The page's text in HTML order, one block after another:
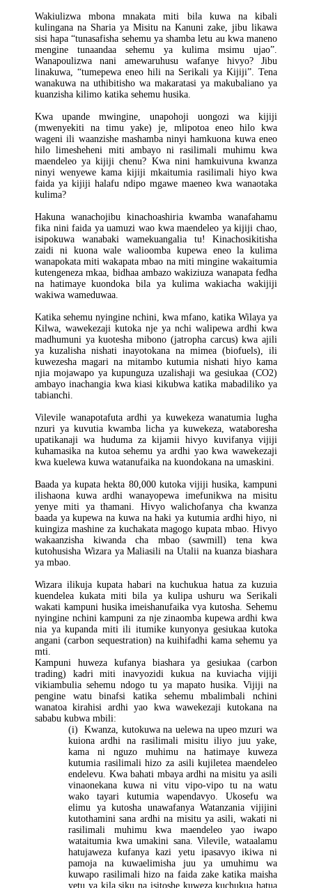
Wakiulizwa mbona mnakata miti bila kuwa na kibali
kulingana na Sharia ya Misitu na Kanuni zake, jibu likawa
sisi hapa “tunasafisha sehemu ya shamba letu au kwa maneno
mengine tunaandaa sehemu ya kulima msimu ujao”.
Wanapoulizwa nani amewaruhusu wafanye hivyo? Jibu
linakuwa, “tumepewa eneo hili na Serikali ya Kijiji”. Tena
wanakuwa na uthibitisho wa makaratasi ya makubaliano ya
kuanzisha kilimo katika sehemu husika.
Kwa upande mwingine, unapohoji uongozi wa kijiji
(mwenyekiti na timu yake) je, mlipotoa eneo hilo kwa
wageni ili waanzishe mashamba ninyi hamkuona kuwa eneo
hilo limesheheni miti ambayo ni rasilimali muhimu kwa
maendeleo ya kijiji chenu? Kwa nini hamkuivuna kwanza
ninyi wenyewe kama kijiji mkaitumia rasilimali hiyo kwa
faida ya kijiji halafu ndipo mgawe maeneo kwa wanaotaka
kulima?
Hakuna wanachojibu kinachoashiria kwamba wanafahamu
fika nini faida ya uamuzi wao kwa maendeleo ya kijiji chao,
isipokuwa wanabaki wamekuangalia tu! Kinachosikitisha
zaidi ni kuona wale walioomba kupewa eneo la kulima
wanapokata miti wakapata mbao na miti mingine wakaitumia
kutengeneza mkaa, bidhaa ambazo wakiziuza wanapata fedha
na hatimaye kuondoka bila ya kulima wakiacha wakijiji
wakiwa wameduwaa.
Katika sehemu nyingine nchini, kwa mfano, katika Wilaya ya
Kilwa, wawekezaji kutoka nje ya nchi walipewa ardhi kwa
madhumuni ya kuotesha mibono (jatropha carcus) kwa ajili
ya kuzalisha nishati inayotokana na mimea (biofuels), ili
kuwezesha magari na mitambo kutumia nishati hiyo kama
njia mojawapo ya kupunguza uzalishaji wa gesiukaa (CO2)
ambayo inachangia kwa kiasi kikubwa katika mabadiliko ya
tabianchi.
Vilevile wanapotafuta ardhi ya kuwekeza wanatumia lugha
nzuri ya kuvutia kwamba licha ya kuwekeza, wataboresha
upatikanaji wa huduma za kijamii hivyo kuvifanya vijiji
kuhamasika na kutoa sehemu ya ardhi yao kwa wawekezaji
kwa kuelewa kuwa watanufaika na kuondokana na umaskini.
Baada ya kupata hekta 80,000 kutoka vijiji husika, kampuni
ilishaona kuwa ardhi wanayopewa imefunikwa na misitu
yenye miti ya thamani. Hivyo walichofanya cha kwanza
baada ya kupewa na kuwa na haki ya kutumia ardhi hiyo, ni
kuingiza mashine za kuchakata magogo kupata mbao. Hivyo
wakaanzisha kiwanda cha mbao (sawmill) tena kwa
kutohusisha Wizara ya Maliasili na Utalii na kuanza biashara
ya mbao.
Wizara ilikuja kupata habari na kuchukua hatua za kuzuia
kuendelea kukata miti bila ya kulipa ushuru wa Serikali
wakati kampuni husika imeishanufaika vya kutosha. Sehemu
nyingine nchini kampuni za nje zinaomba kupewa ardhi kwa
nia ya kupanda miti ili itumike kunyonya gesiukaa kutoka
angani (carbon sequestration) na kuihifadhi kama sehemu ya
mti.
Kampuni huweza kufanya biashara ya gesiukaa (carbon
trading) kadri miti inavyozidi kukua na kuviacha vijiji
vikiambulia sehemu ndogo tu ya mapato husika. Vijiji na
pengine watu binafsi katika sehemu mbalimbali nchini
wanatoa kirahisi ardhi yao kwa wawekezaji kutokana na
sababu kubwa mbili:
(i) Kwanza, kutokuwa na uelewa na upeo mzuri wa
kuiona ardhi na rasilimali misitu iliyo juu yake,
kama ni nguzo muhimu na hatimaye kuweza
kutumia rasilimali hizo za asili kujiletea maendeleo
endelevu. Kwa bahati mbaya ardhi na misitu ya asili
vinaonekana kuwa ni vitu vipo-vipo tu na watu
wako tayari kutumia wapendavyo. Ukosefu wa
elimu ya kutosha unawafanya Watanzania vijijini
kutothamini sana ardhi na misitu ya asili, wakati ni
rasilimali muhimu kwa maendeleo yao iwapo
wataitumia kwa umakini sana. Vilevile, wataalamu
hatujaweza kufanya kazi yetu ipasavyo ikiwa ni
pamoja na kuwaelimisha juu ya umuhimu wa
kuwapo rasilimali hizo na faida zake katika maisha
yetu ya kila siku na isitoshe kuweza kuchukua hatua